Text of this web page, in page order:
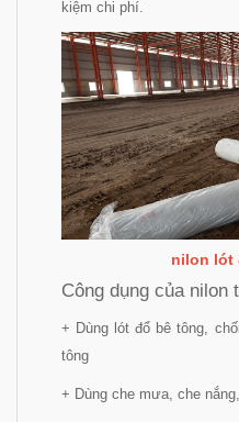
kiệm chi phí.
nilon lót
Công dụng của nilon
+ Dùng lót đổ bê tông,
tông
+ Dùng che mưa, che